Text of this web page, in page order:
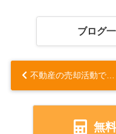
ブログ
不動産の売却活動でオープンハウスは効果ある？メリット・デメリットを解説...
無